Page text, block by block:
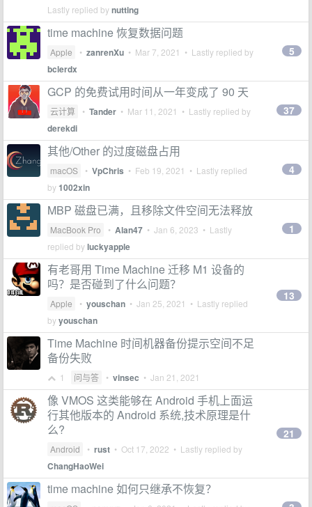
Lastly replied bynutting
time machine 恢复数据问题
Apple • zanrenXu • Mar 7, 2021 • Lastly replied by
bclerdx
5
GCP 的免费试用时间从一年变成了 90 天
云计算 • Tander • Mar 11, 2021 • Lastly replied by
derekdi
37
其他/Other 的过度磁盘占用
macOS • VpChris • Feb 19, 2021 • Lastly replied
by1002xin
4
MBP 磁盘已满，且移除文件空间无法释放
MacBook Pro • Alan47 • Jan 6, 2023 • Lastly
replied byluckyapple
1
有老哥用 Time Machine 迁移 M1 设备的
吗？是否碰到了什么问题？
Apple • youschan • Jan 25, 2021 • Lastly replied
byyouschan
13
Time Machine 时间机器备份提示空间不足
备份失败
1 问与答 • vinsec • Jan 21, 2021
像 VMOS 这类能够在 Android 手机上面运
行其他版本的 Android 系统,技术原理是什
么?
Android • rust • Oct 17, 2022 • Lastly replied by
ChangHaoWei
21
time machine 如何只继承不恢复？